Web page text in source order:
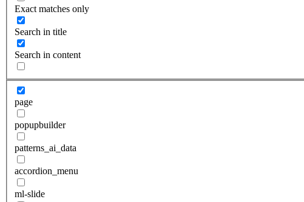
Exact matches only
Search in title
Search in content
page
popupbuilder
patterns_ai_data
accordion_menu
ml-slide